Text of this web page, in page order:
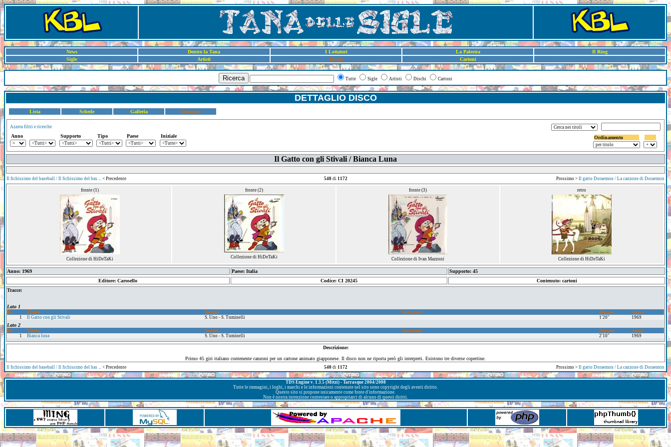
News Dentro la Tana I Lottatori La Palestra
Il Ring
Sigle
Artisti Dischi Cartoni
Ricerca Tutte Sigle Artisti Dischi Cartoni
DETTAGLIO DISCO
Lista Schede Galleria Dettaglio
Azzera filtri e ricerche
Anno Supporto Tipo Paese Iniziale Ordinamento
Il Gatto con gli Stivali / Bianca Luna
Il fichissimo del baseball / Il fichissimo del bas ... < Precedente 540 di 1172 Prossimo > Il gatto Doraemon / La canzone di Doraemon
fronte (1)
Collezione di HiDeTaKi
fronte (2)
Collezione di HiDeTaKi
fronte (3)
Collezione di Ivan Mazzoni
retro
Collezione di HiDeTaKi
Anno: 1969 Paese: Italia
Supporto: 45
Editore: Carosello
Codice: CI 20245
Contenuto: cartoni
Tracce:
Lato 1
Tr.
Titolo Autori Interpreti Durata Anno
1 Il Gatto con gli Stivali S. Uno - S. Tuminelli 1'20" 1969
Lato 2
Tr.
Titolo Autori Interpreti Durata Anno
1 Bianca luna S. Uno - S. Tuminelli 2'10" 1969
Descrizione:
Primo 45 giri italiano contenente canzoni per un cartone animato giapponese. Il disco non ne riporta però gli interpreti. Esistono tre diverse copertine.
Il fichissimo del baseball / Il fichissimo del bas ... < Precedente 540 di 1172 Prossimo > Il gatto Doraemon / La canzone di Doraemon
TDS Engine v. 1.3.5 (Mitzi) - Tarrasque 2004/2008
Tutte le immagini, i loghi, i marchi e le informazioni contenute nel sito sono copyright degli aventi diritto.
Questo sito si propone unicamente come fonte d'informazione.
Non è nostra intenzione contestare o appropriarci di alcuno di questi diritti.